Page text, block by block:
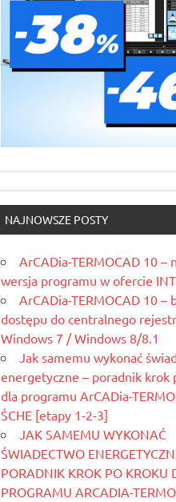
NAJNOWSZE POSTY
ArCADia-TERMOCAD 10 –
wersja programu w ofercie
ArCADia-TERMOCAD 10 –
dostępu do centralnego
Windows 7 / Windows 8/8.1
Jak samemu wykonać
energetyczne – poradnik krok
dla programu ArCADia-
ŚCHE [etapy 1-2-3]
JAK SAMEMU WYKONAĆ
ŚWIADECTWO
PORADNIK KROK PO KROKU
PROGRAMU ARCADIA-